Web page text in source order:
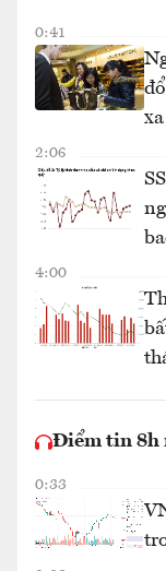
0:41
2:06
4:00
Điểm tin 8h
0:33